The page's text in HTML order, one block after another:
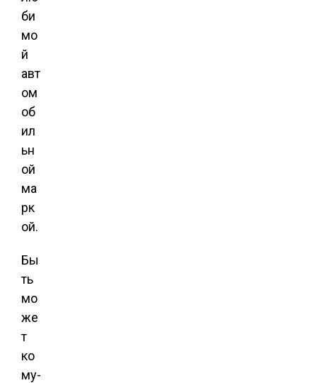
би
мо
й
авт
ом
об
ил
ьн
ой
ма
рк
ой.
Бы
ть
мо
же
т
ко
му-